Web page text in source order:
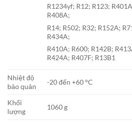
R1234yf; R12; R123;
R408A;
R14; R502; R32; R152A;
R434A;
R410A; R600; R142B;
R424A; R407F; R13B1
Nhiệt độ
bảo quản
-20 đến +60 °C
Khối
lượng
1060 g